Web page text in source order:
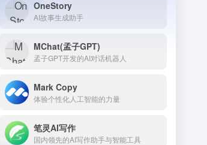
OneStory
AI故事生成助手
MChat(孟子GPT)
孟子GPT开发的AI对话机器人
Mark Copy
体验个性化人工智能的力量
笔灵AI写作
国内领先的AI写作助手与智能工具